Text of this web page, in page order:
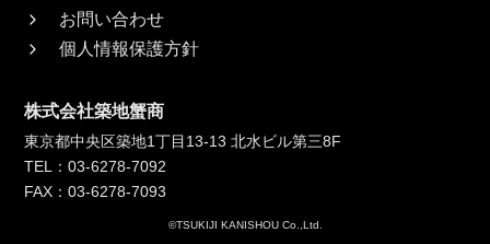
お問い合わせ
個人情報保護方針
株式会社築地蟹商
東京都中央区築地1丁目13-13 北水ビル第三8F
TEL：03-6278-7092
FAX：03-6278-7093
©TSUKIJI KANISHOU Co.,Ltd.